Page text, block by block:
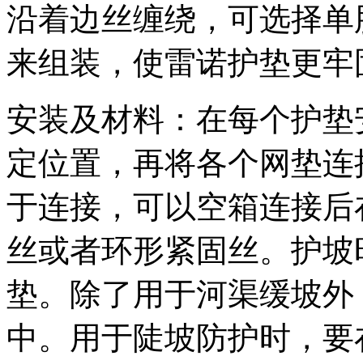
沿着边丝缠绕，可选择
来组装，使雷诺护垫更牢
安装及材料：在每个护
定位置，再将各个网垫
于连接，可以空箱连接
丝或者环形紧固丝。护
垫。除了用于河渠缓坡
中。用于陡坡防护时，